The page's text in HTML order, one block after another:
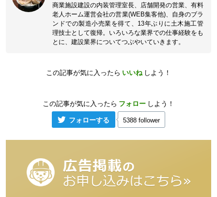
商業施設建設の内装管理室長、店舗開発の営業、有料
老人ホーム運営会社の営業(WEB集客他)、自身のブラ
ンドでの製造小売業を得て、13年ぶりに土木施工管
理技士として復帰。いろいろな業界での仕事経験をも
とに、建設業界についてつぶやいていきます。
この記事が気に入ったら いいね しよう！
この記事が気に入ったら フォロー しよう！
フォローする 5388 follower